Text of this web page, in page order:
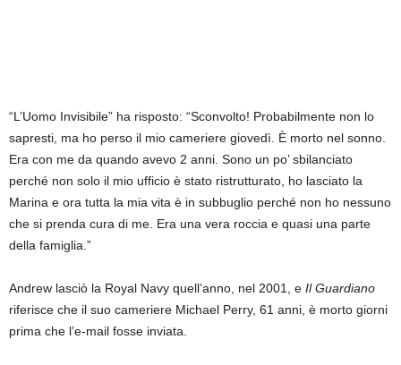
“L’Uomo Invisibile” ha risposto: “Sconvolto! Probabilmente non lo
sapresti, ma ho perso il mio cameriere giovedì. È morto nel sonno.
Era con me da quando avevo 2 anni. Sono un po’ sbilanciato
perché non solo il mio ufficio è stato ristrutturato, ho lasciato la
Marina e ora tutta la mia vita è in subbuglio perché non ho nessuno
che si prenda cura di me. Era una vera roccia e quasi una parte
della famiglia.”
Andrew lasciò la Royal Navy quell’anno, nel 2001, e Il Guardiano
riferisce che il suo cameriere Michael Perry, 61 anni, è morto giorni
prima che l’e-mail fosse inviata.